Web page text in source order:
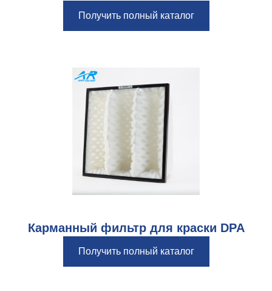
Получить полный каталог
Карманный фильтр для краски DPA
Получить полный каталог